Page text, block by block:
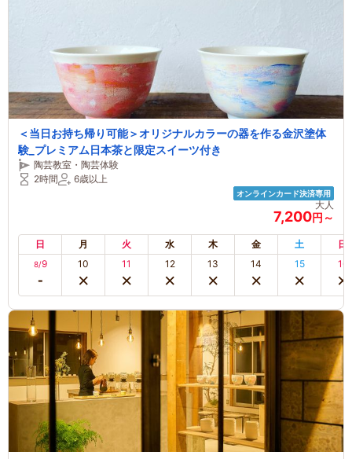
＜当日お持ち帰り可能＞オリジナルカラーの器を作る金沢塗体
験_プレミアム日本茶と限定スイーツ付き
陶芸教室・陶芸体験
2時間
6歳以上
オンラインカード決済専用
大人
7,200円～
日 月 火 水 木 金 土 日
8/9 10 11 12 13 14 15 16